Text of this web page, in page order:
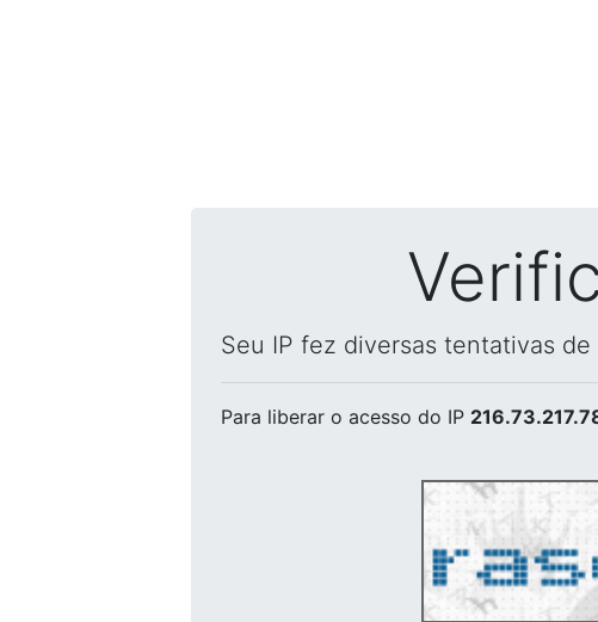
Seu IP fez diversas tentativas
Para liberar o acesso do IP